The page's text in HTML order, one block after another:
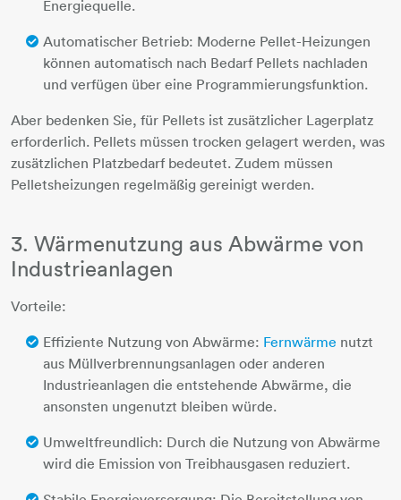
Energiequelle.
Automatischer Betrieb: Moderne Pellet-Heizungen
können automatisch nach Bedarf Pellets nachladen
und verfügen über eine Programmierungsfunktion.
Aber bedenken Sie, für Pellets ist zusätzlicher Lagerplatz
erforderlich. Pellets müssen trocken gelagert werden, was
zusätzlichen Platzbedarf bedeutet. Zudem müssen
Pelletsheizungen regelmäßig gereinigt werden.
3. Wärmenutzung aus Abwärme von
Industrieanlagen
Vorteile:
Effiziente Nutzung von Abwärme: Fernwärme ​​​​​​​ nutzt
aus Müllverbrennungsanlagen oder anderen
Industrieanlagen die entstehende Abwärme, die
ansonsten ungenutzt bleiben würde.
Umweltfreundlich: Durch die Nutzung von Abwärme
wird die Emission von Treibhausgasen reduziert.